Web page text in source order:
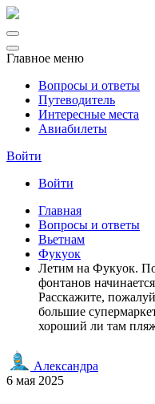
Главное меню
Вопросы и ответы
Путеводитель
Интересные места
Авиабилеты
Войти
Войти
Главная
Вопросы и ответы
Вьетнам
Фукуок
Летим на Фукуок.
фонтанов
Расскажите,
большие
хороший ли там
Александра
6 мая 2025